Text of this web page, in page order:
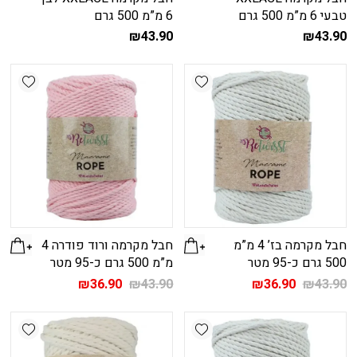
טבעי 6 מ”מ 500 גרם
₪43.90
6 מ”מ 500 גרם
₪43.90
Add wishlist
חבל מקרמה בז’ 4 מ”מ
500 גרם כ-95 מטר
₪43.90 המחיר
₪43.90.
₪36.90
₪36.90.
חבל מקרמה ורוד פודרה 4
מ”מ 500 גרם כ-95 מטר
₪43.90 המחיר
היה:
₪43.90.
₪36.90 המחיר
הוא:
₪36.90. Add wishlist